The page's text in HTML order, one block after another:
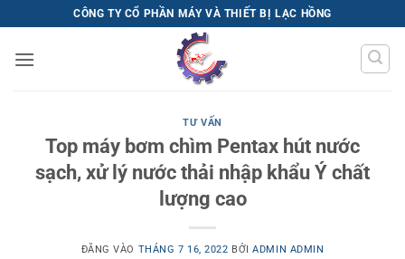
qua
nội
CÔNG TY CỔ PHẦN MÁY VÀ THIẾT BỊ LẠC HỒNG
TƯ VẤN
Top máy bơm chìm Pentax hút nước
sạch, xử lý nước thải nhập khẩu Ý chất
lượng cao
ĐĂNG VÀO THÁNG 7 16, 2022 BỞIADMIN ADMIN